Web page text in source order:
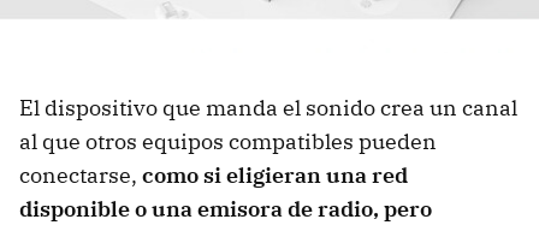
El dispositivo que manda el sonido crea un canal
al que otros equipos compatibles pueden
conectarse, como si eligieran una red
disponible o una emisora de radio, pero